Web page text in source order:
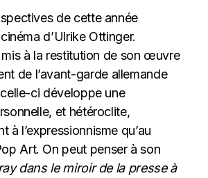
de cette année
d’Ulrike Ottinger.
mis à la restitution de son œuvre
de l’avant-garde allemande
ci développe une
et hétéroclite,
à l’expressionnisme qu’au
Art. On peut penser à son
dans le miroir de la presse à